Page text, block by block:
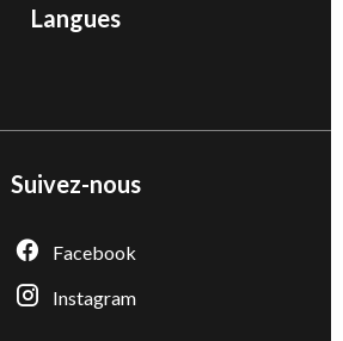
Langues
Suivez-nous
Facebook
Instagram